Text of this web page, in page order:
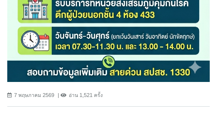
7 พฤษภาคม 2569 อ่าน 1,521 ครั้ง